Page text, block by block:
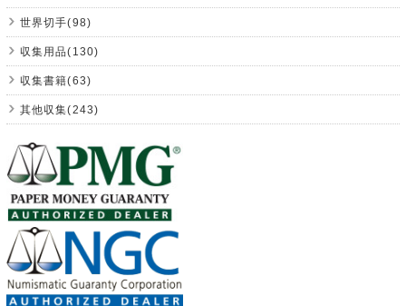
世界切手(98)
収集用品(130)
収集書籍(63)
其他収集(243)